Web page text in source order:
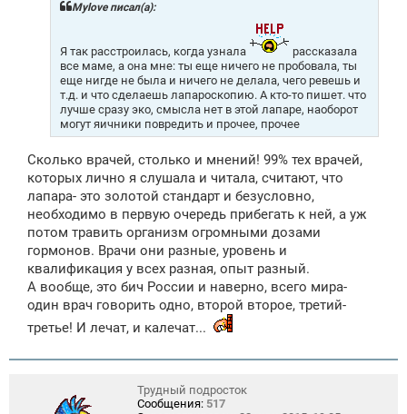
Mylоvе писал(а):
Я так расстроилась, когда узнала
рассказала
все маме, а она мне: ты еще ничего не пробовала, ты
еще нигде не была и ничего не делала, чего ревешь и
т.д. и что сделаешь лапароскопию. А кто-то пишет. что
лучше сразу эко, смысла нет в этой лапаре, наоборот
могут яичники повредить и прочее, прочее
Сколько врачей, столько и мнений! 99% тех врачей,
которых лично я слушала и читала, считают, что
лапара- это золотой стандарт и безусловно,
необходимо в первую очередь прибегать к ней, а уж
потом травить организм огромными дозами
гормонов. Врачи они разные, уровень и
квалификация у всех разная, опыт разный.
А вообще, это бич России и наверно, всего мира-
один врач говорить одно, второй второе, третий-
третье! И лечат, и калечат...
Трудный подросток
Сообщения: 517